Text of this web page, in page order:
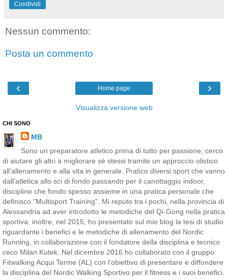
Condividi
Nessun commento:
Posta un commento
‹ ›
Home page
Visualizza versione web
CHI SONO
MB
Sono un preparatore atletico prima di tutto per passione; cerco
di aiutare gli altri a migliorare sè stessi tramite un approccio olistico
all'allenamento e alla vita in generale. Pratico diversi sport che vanno
dall'atletica allo sci di fondo passando per il canottaggio indoor,
discipline che fondo spesso assieme in una pratica personale che
definisco "Multisport Training". Mi reputo tra i pochi, nella provincia di
Alessandria ad aver introdotto le metodiche del Qi-Gong nella pratica
sportiva; inoltre, nel 2015, ho presentato sul mio blog la tesi di studio
riguardante i benefici e le metodiche di allenamento del Nordic
Running, in collaborazione con il fondatore della disciplina e tecnico
ceco Milan Kutek. Nel dicembre 2016 ho collaborato con il gruppo
Fitwalking Acqui Terme (AL) con l'obiettivo di presentare e diffondere
la disciplina del Nordic Walking Sportivo per il fitness e i suoi benefici.